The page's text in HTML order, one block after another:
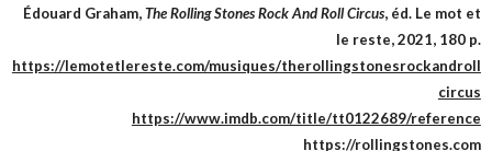
Édouard Graham,The Rolling Stones Rock And Roll Circus, éd. Le mot et
le reste, 2021, 180 p.
https://lemotetlereste.com/musiques/therollingstonesrockandroll
circus
https://www.imdb.com/title/tt0122689/reference
https://rollingstones.com